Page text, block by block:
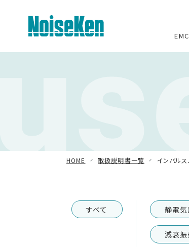
HOME 取扱説明書一覧 インパルス
すべて 静電
減衰
ファスト・トランジェント/バースト試
電源電圧変動試験器・その他試験